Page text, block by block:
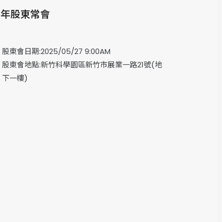
股東常會
股東會日期:2025/05/27 9:00AM
股東會地點:新竹科學園區新竹市展業一路21號(地
下一樓)